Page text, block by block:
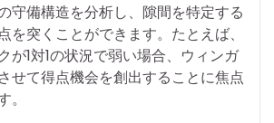
守備構造を分析し、隙間を特定する
を突くことができます。たとえば、
が1対1の状況で弱い場合、ウィンガ
せて得点機会を創出することに焦点